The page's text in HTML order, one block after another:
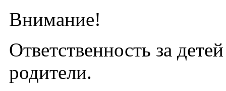
Внимание!
Ответственность за
родители.